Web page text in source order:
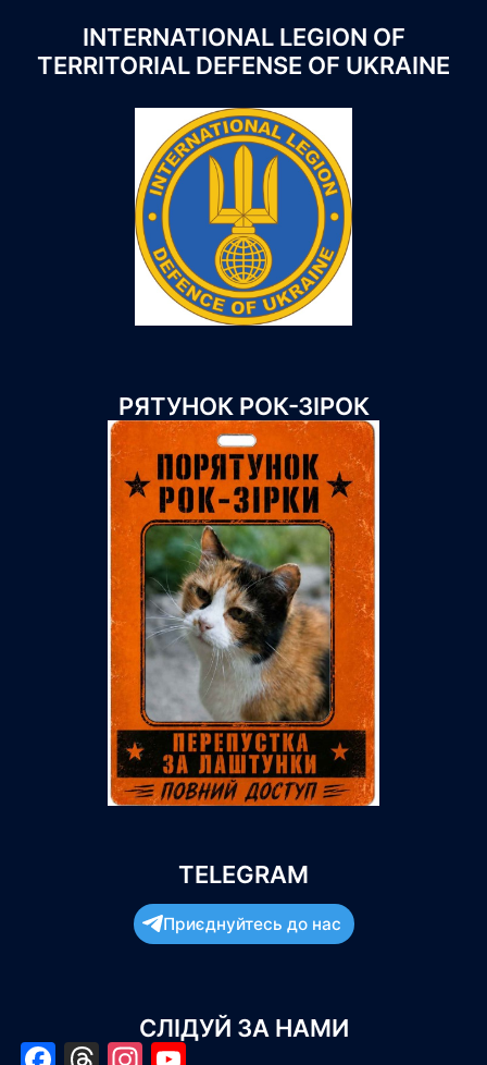
INTERNATIONAL LEGION OF
TERRITORIAL DEFENSE OF UKRAINE
РЯТУНОК РОК-ЗІРОК
TELEGRAM
Приєднуйтесь до нас
СЛІДУЙ ЗА НАМИ